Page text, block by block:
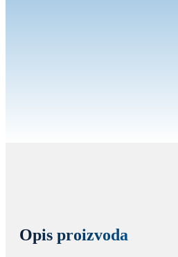
Opis proizvoda